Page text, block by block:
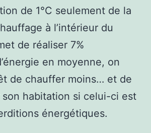
de 1°C seulement de la
à l’intérieur du
de réaliser 7%
en moyenne, on
de chauffer moins… et de
son habitation si celui-ci est
énergétiques.